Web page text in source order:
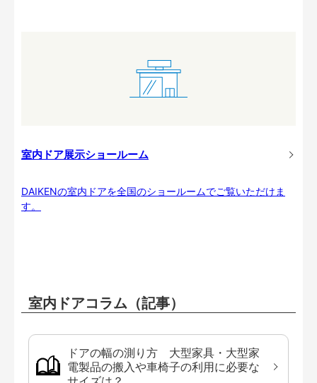
室内ドア展示ショールーム
DAIKENの室内ドアを全国のショールームでご覧いただけま
す。
室内ドアコラム（記事）
ドアの幅の測り方 大型家具・大型家
電製品の搬入や車椅子の利用に必要な